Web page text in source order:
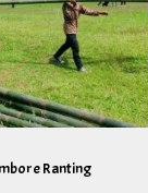
Ranting